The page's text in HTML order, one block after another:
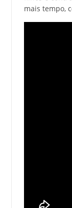
mais tempo,